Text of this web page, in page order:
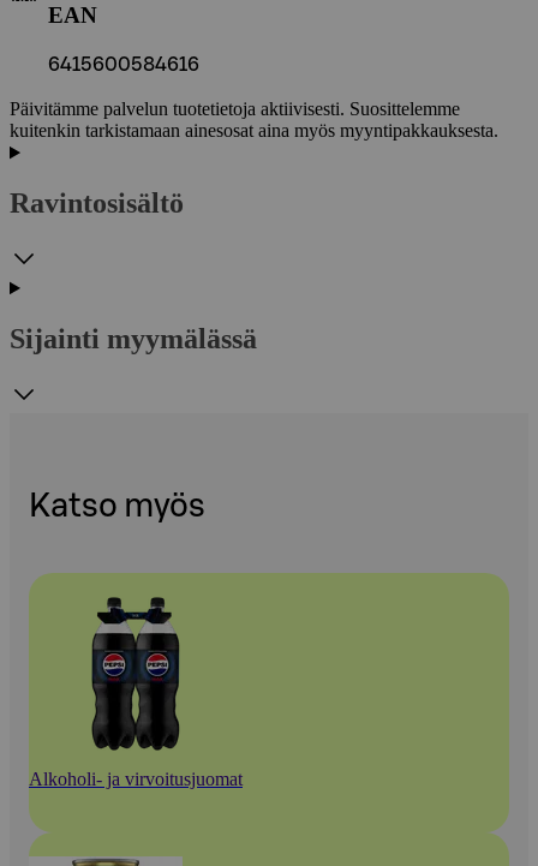
EAN
6415600584616
Päivitämme palvelun tuotetietoja aktiivisesti. Suosittelemme
kuitenkin tarkistamaan ainesosat aina myös myyntipakkauksesta.
Ravintosisältö
Sijainti myymälässä
Katso myös
Alkoholi- ja virvoitusjuomat